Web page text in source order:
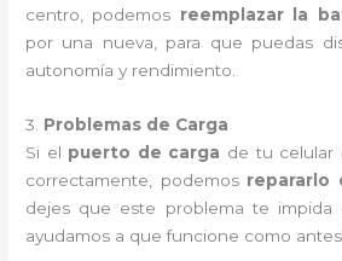
centro, podemos reemplazar la
por una nueva, para que puedas
autonomía y rendimiento.
3. Problemas de Carga
Si el puerto de carga de tu celular
correctamente, podemos repararlo
dejes que este problema te impida
ayudamos a que funcione como antes!